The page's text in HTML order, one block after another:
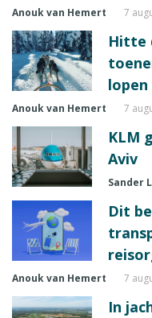
Anouk van Hemert 7
Hitte
Anouk van Hemert 7
KLM
Aviv
Sander
Dit
Anouk van Hemert 7
In